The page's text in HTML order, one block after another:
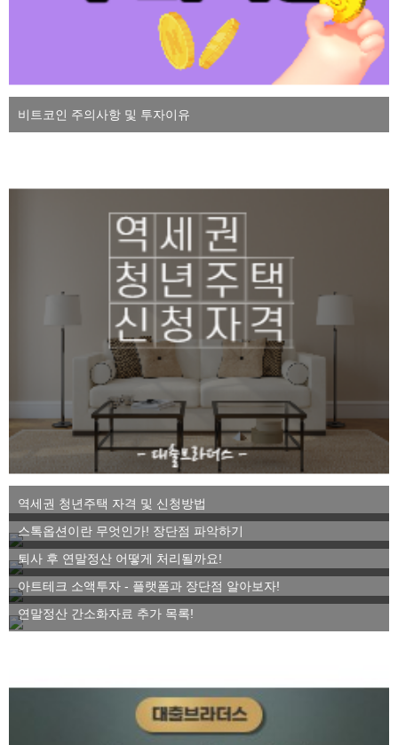
비트코인 주의사항 및 투자이유
역세권 청년주택 자격 및 신청방법
스톡옵션이란 무엇인가! 장단점 파악하기
퇴사 후 연말정산 어떻게 처리될까요!
아트테크 소액투자 - 플랫폼과 장단점 알아보자!
연말정산 간소화자료 추가 목록!